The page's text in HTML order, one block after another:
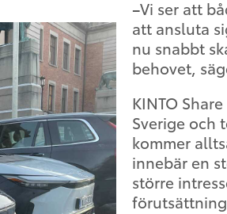
–Vi ser att
att ansluta
nu snabbt
behovet,
KINTO
Sverige och
kommer
innebär en
större